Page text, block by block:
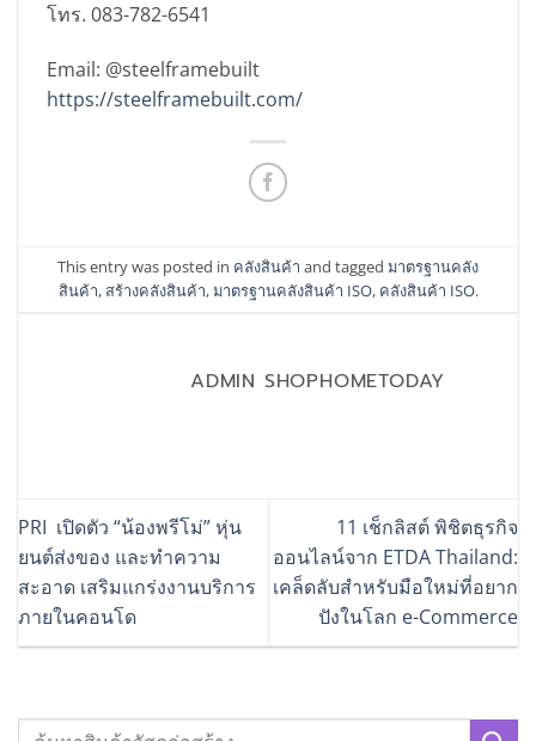
โทร. 083-782-6541
Email: @steelframebuilt
https://steelframebuilt.com/
This entry was posted in คลังสินค้า and tagged มาตรฐานคลัง
สินค้า, สร้างคลังสินค้า,มาตรฐานคลังสินค้า ISO, คลังสินค้า ISO.
ADMIN SHOPHOMETODAY
PRI เปิดตัว “น้องพรีโม่” หุ่น
ยนต์ส่งของ และทำความ
สะอาด เสริมแกร่งงานบริการ
ภายในคอนโด
11 เช็กลิสต์ พิชิตธุรกิจ
ออนไลน์จาก ETDA Thailand:
เคล็ดลับสำหรับมือใหม่ที่อยาก
ปังในโลก e-Commerce